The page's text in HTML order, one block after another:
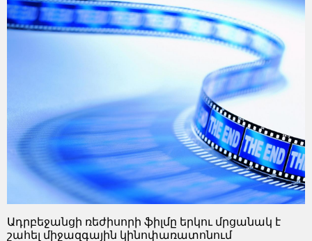
Ադրբեջանցի ռեժիսորի ֆիլմը երկու մրցանակ է
շահել միջազգային կինոփառատոնում